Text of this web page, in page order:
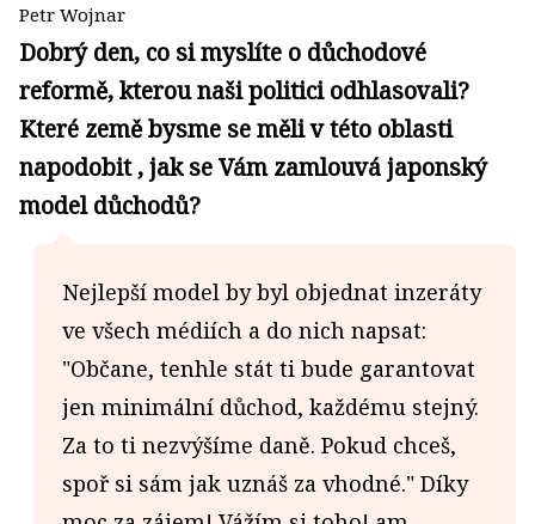
Petr Wojnar
Dobrý den, co si myslíte o důchodové
reformě, kterou naši politici odhlasovali?
Které země bysme se měli v této oblasti
napodobit , jak se Vám zamlouvá japonský
model důchodů?
Nejlepší model by byl objednat inzeráty
ve všech médiích a do nich napsat:
"Občane, tenhle stát ti bude garantovat
jen minimální důchod, každému stejný.
Za to ti nezvýšíme daně. Pokud chceš,
spoř si sám jak uznáš za vhodné." Díky